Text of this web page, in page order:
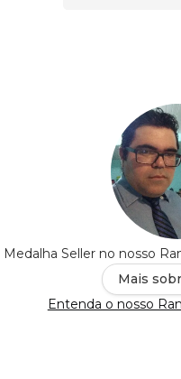
Seller no nosso
Mais
Entenda o nosso